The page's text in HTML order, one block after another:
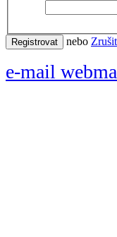
Registrovat nebo Zrušit
e-mail